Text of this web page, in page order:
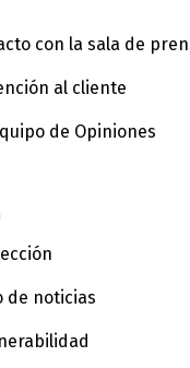
con la sala de
al cliente
de Opiniones
de noticias